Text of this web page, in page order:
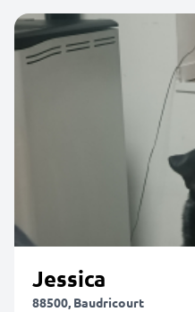
Jessica
88500, Baudricourt